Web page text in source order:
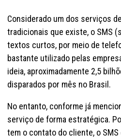
Considerado um dos serviços
tradicionais que existe, o SMS
textos curtos, por meio de
bastante utilizado pelas
ideia, aproximadamente 2,5
disparados por mês no Brasil.
No entanto, conforme já
serviço de forma estratégica.
tem o contato do cliente, o